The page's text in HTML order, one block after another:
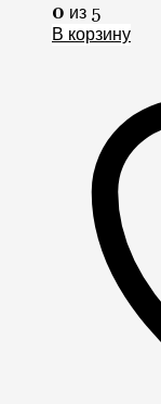
0 из 5
В корзину